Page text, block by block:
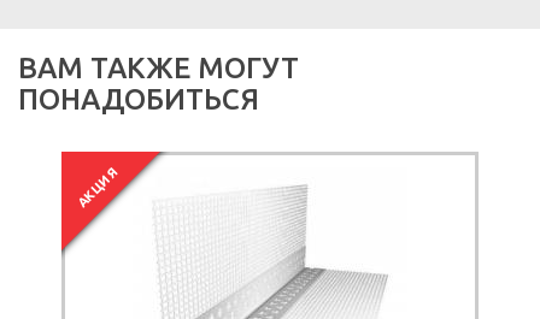
ВАМ ТАКЖЕ МОГУТ
ПОНАДОБИТЬСЯ
АКЦИЯ